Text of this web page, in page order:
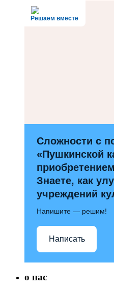
Решаем вместе
Сложности с
«Пушкинской
Знаете, как
учреждений
Напишите — решим!
Написать
о нас